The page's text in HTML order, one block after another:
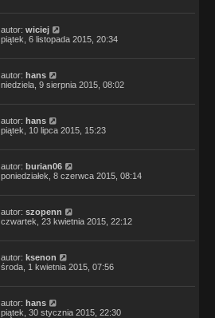
autor: wiciej
piątek, 6 listopada 2015, 20:34
autor: hans
niedziela, 9 sierpnia 2015, 08:02
autor: hans
piątek, 10 lipca 2015, 15:23
autor: burian06
poniedziałek, 8 czerwca 2015, 08:14
autor: szopenn
czwartek, 23 kwietnia 2015, 22:12
autor: ksenon
środa, 1 kwietnia 2015, 07:56
autor: hans
piątek, 30 stycznia 2015, 22:30